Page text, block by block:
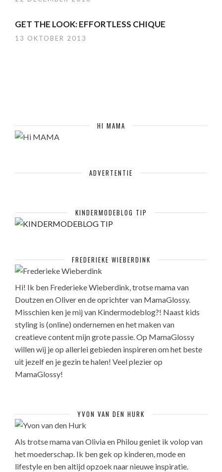
GET THE LOOK: EFFORTLESS CHIQUE
13 OKTOBER 2013
HI MAMA
ADVERTENTIE
KINDERMODEBLOG TIP
FREDERIEKE WIEBERDINK
Hi! Ik ben Frederieke Wieberdink, trotse mama van
Doutzen en Oliver en de oprichter van MamaGlossy.
Misschien ken je mij van Kindermodeblog?! Naast kids
styling is (online) ondernemen en het maken van
creatieve content mijn grote passie. Op MamaGlossy
willen wij je op allerlei gebieden inspireren om het beste
uit jezelf en je gezin te halen! Veel plezier op
MamaGlossy!
YVON VAN DEN HURK
Als trotse mama van Olivia en Philou geniet ik volop van
het moederschap. Ik ben gek op kinderen, mode en
lifestyle en ben altijd opzoek naar nieuwe inspiratie.